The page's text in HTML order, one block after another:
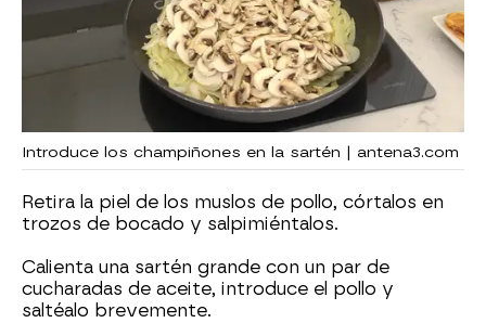
Introduce los champiñones en la sartén | antena3.com
Retira la piel de los muslos de pollo, córtalos en
trozos de bocado y salpimiéntalos.
Calienta una sartén grande con un par de
cucharadas de aceite, introduce el pollo y
saltéalo brevemente.